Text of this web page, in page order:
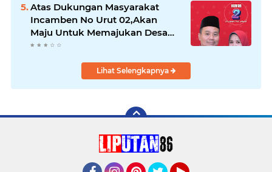
Atas Dukungan Masyarakat
Incamben No Urut 02,Akan
Maju Untuk Memajukan Desa
Tegal Kunir Kidul
Lihat Selengkapnya